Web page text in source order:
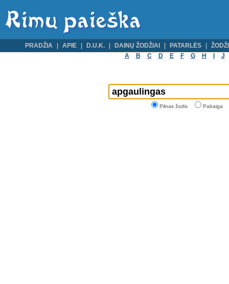
PRADŽIA APIE D.U.K. DAINŲ ŽODŽIAI PATARLĖS
A
B C D E F G H J
Pilnas žodis Pabaiga